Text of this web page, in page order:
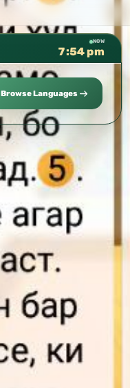
NOW
7:54 pm
Browse Languages